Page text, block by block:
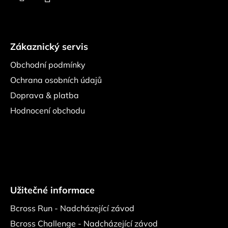
Zákaznický servis
Obchodní podmínky
Ochrana osobních údajů
Doprava & platba
Hodnocení obchodu
Užitečné informace
Bcross Run - Nadcházející závod
Bcross Challenge - Nadcházející závod